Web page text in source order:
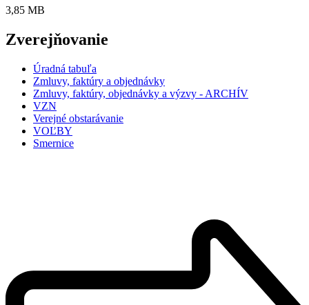
3,85 MB
Zverejňovanie
Úradná tabuľa
Zmluvy, faktúry a objednávky
Zmluvy, faktúry, objednávky a výzvy - ARCHÍV
VZN
Verejné obstarávanie
VOĽBY
Smernice